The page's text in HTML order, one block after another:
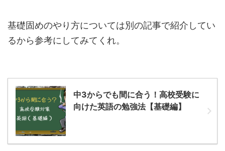
基礎固めのやり方については別の記事で紹介してい
るから参考にしてみてくれ。
中3からでも間に合う！高校受験に
向けた英語の勉強法【基礎編】